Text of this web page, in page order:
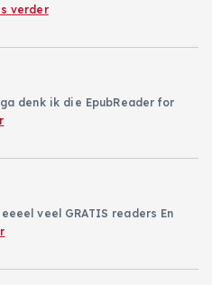
verder
denk ik die EpubReader for
veel GRATIS readers En